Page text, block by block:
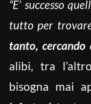
“E’ successo
tutto per
tanto, cercando
alibi, tra
bisogna mai